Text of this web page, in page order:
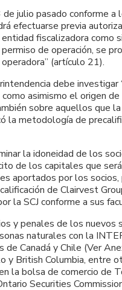
julio pasado conforme
efectuarse previa
fiscalizadora como
de operación, se
(artículo 21).
debe
asimismo el origen
sobre aquellos que
la metodología de
la idoneidad de los
de los capitales que
aportados por los
de Clairvest
la SCJ conforme a sus
penales de los nuevos
naturales con la
Canadá y Chile (Ver
British Columbia, entre
la bolsa de comercio
Securities